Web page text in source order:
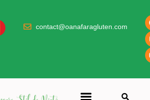
contact@oanafaragluten.com